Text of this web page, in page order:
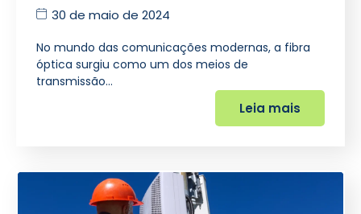
30 de maio de 2024
No mundo das comunicações modernas, a fibra
óptica surgiu como um dos meios de
transmissão…
Leia mais